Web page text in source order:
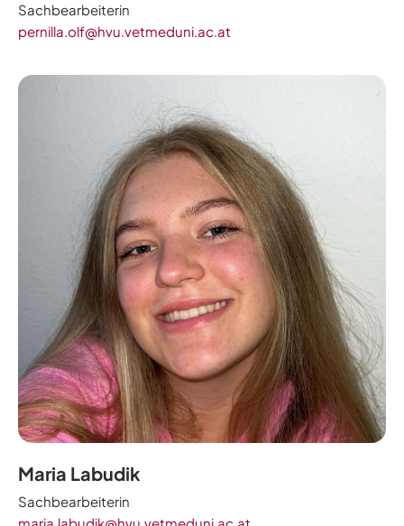
Sachbearbeiterin
pernilla.olf@hvu.vetmeduni.ac.at
Maria Labudik
Sachbearbeiterin